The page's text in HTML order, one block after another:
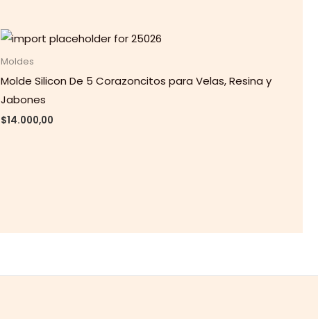
Moldes
Molde Silicon De 5 Corazoncitos para Velas, Resina y
Jabones
$14.000,00